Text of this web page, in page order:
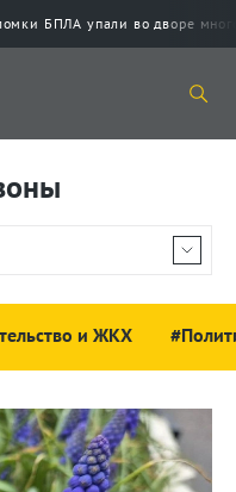
БПЛА упали во дворе
и ЖКХ